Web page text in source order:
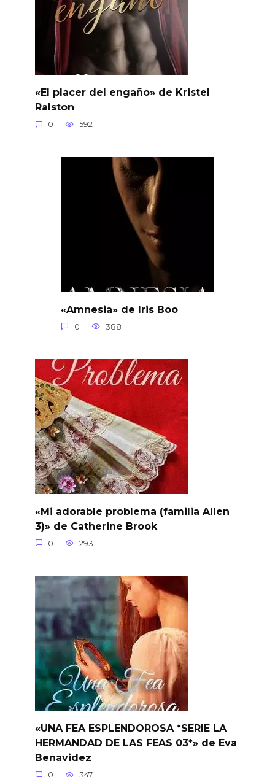
«El placer del engaño» de Kristel
Ralston
0 592
«Amnesia» de Iris Boo
0 388
«Mi adorable problema (familia Allen
3)» de Catherine Brook
0 293
«UNA FEA ESPLENDOROSA *SERIE LA
HERMANDAD DE LAS FEAS 03*» de Eva
Benavidez
0 347